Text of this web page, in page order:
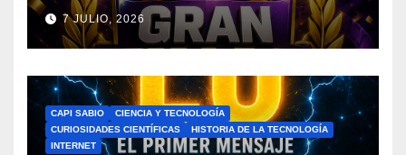
del Ciclo Escolar
7 JULIO, 2026
CAPI SABIO
CIENCIA Y TECNOLOGÍA
CURIOSIDADES CIENTÍFICAS
HISTORIA DE LA TECNOLOGÍA
INTERNET